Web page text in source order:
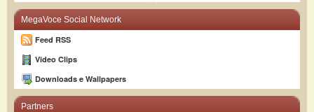
MegaVoce Social Network
Feed RSS
Video Clips
Downloads e Wallpapers
Partners